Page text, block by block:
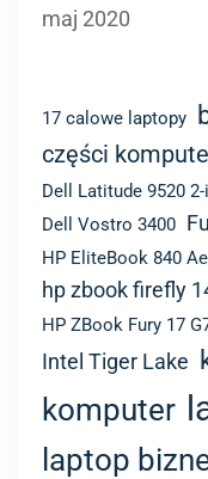
maj 2020
17 calowe laptopy
części
Dell Latitude 9520 2-
Dell Vostro 3400
HP EliteBook 840
hp zbook firefly
HP ZBook Fury 17
Intel Tiger Lake
komputer
laptop